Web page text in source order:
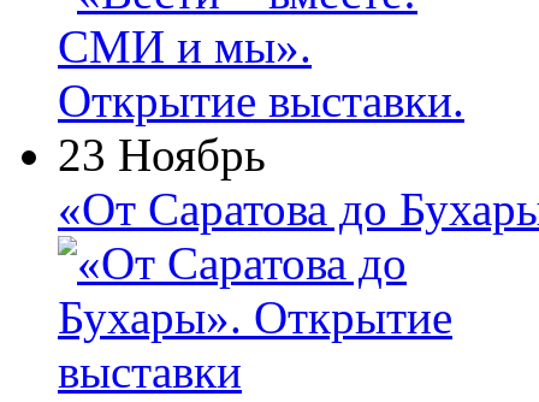
23 Ноябрь
«От Саратова до